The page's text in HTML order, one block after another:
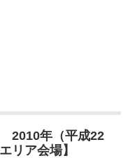
年（平成22
リア会場】